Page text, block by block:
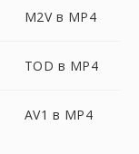
M2V в MP4
TOD в MP4
AV1 в MP4